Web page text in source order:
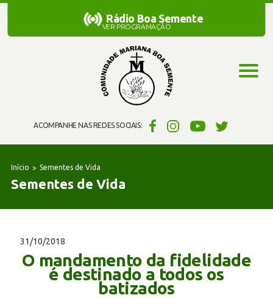
ACOMPANHE NAS REDES SOCIAIS:
Rádio Boa Semente
Rádio Boa Semente
VER PROGRAMAÇÃO
Início Sementes de Vida
Sementes de Vida
31/10/2018
O mandamento da fidelidade
é destinado a todos os
batizados